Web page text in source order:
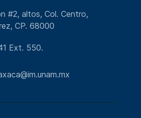
#2, altos, Col. Centro,
CP. 68000
Ext. 550.